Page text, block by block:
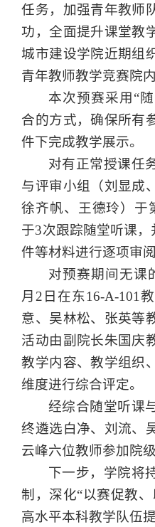
任务，加强青年教师
功，全面提升课堂教
城市建设学院近期组
青年教师教学竞赛院内
本次预赛采用“
合的方式，确保所有
件下完成教学展示。
对有正常授课任
与评审小组（刘显成
徐齐帆、王德玲）于
于3次跟踪随堂听课
件等材料进行逐项审
对预赛期间无课
月2日在东16-A-101
意、吴林松、张英等
活动由副院长朱国庆
教学内容、教学组织
维度进行综合评定。
经综合随堂听课
终遴选白净、刘流、
云峰六位教师参加院级
下一步，学院将
制，深化“以赛促教
高水平本科教学队伍